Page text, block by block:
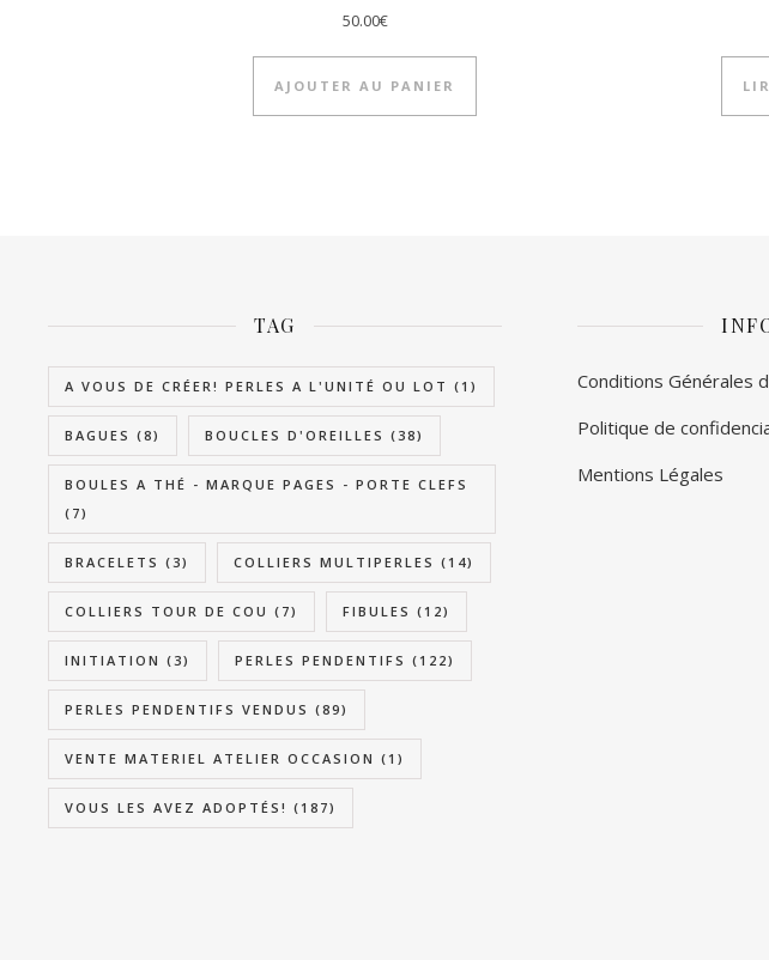
50.00€
AJOUTER AU PANIER
TAG
A VOUS DE CRÉER! PERLES A L'UNITÉ OU LOT (1)
BAGUES (8) BOUCLES D'OREILLES (38)
BOULES A THÉ - MARQUE PAGES - PORTE CLEFS
(7)
BRACELETS (3) COLLIERS MULTIPERLES (14)
COLLIERS TOUR DE COU (7) FIBULES (12)
INITIATION (3) PERLES PENDENTIFS (122)
PERLES PENDENTIFS VENDUS (89)
VENTE MATERIEL ATELIER OCCASION (1)
VOUS LES AVEZ ADOPTÉS! (187)
Conditions Générales
Politique de
Mentions Légales